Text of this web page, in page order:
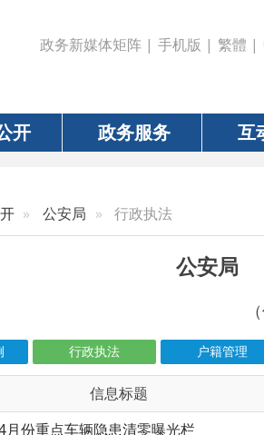
新媒体矩阵 | 手机版| 繁體 | 中国政府网|
政务服务 互动 数
公安局
（信息更新责
结果公
信息标题
辆隐患清零曝光栏
重点车辆隐患清零曝光栏